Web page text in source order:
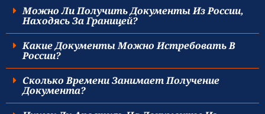
Можно Ли Получить Документы Из России,
Находясь За Границей?
Какие Документы Можно Истребовать В
России?
Сколько Времени Занимает Получение
Документа?